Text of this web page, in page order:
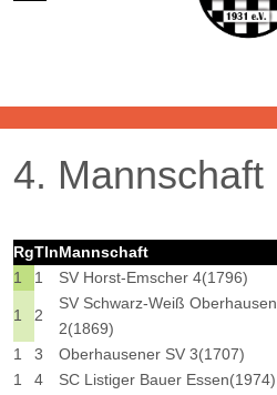
4. Mannschaft
RgTlnMannschaft
1
1 SV Horst-Emscher 4(1796)
1 2
SV Schwarz-Weiß Oberhausen
2(1869)
1 3 Oberhausener SV 3(1707)
1
4 SC Listiger Bauer Essen(1974)